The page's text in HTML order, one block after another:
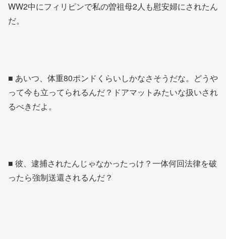
WW2中にフィリピンで私の曽祖母2人も慰安婦にされたん
だ。
■ あいつ、体重80ポンドくらいしかなさそうだな。どうや
って今も立ってられるんだ？ドアマットみたいな扱いされ
るべきだよ。
■ 彼、逮捕されたんじゃなかったっけ？一体何回法律を破
ったら強制送還されるんだ？